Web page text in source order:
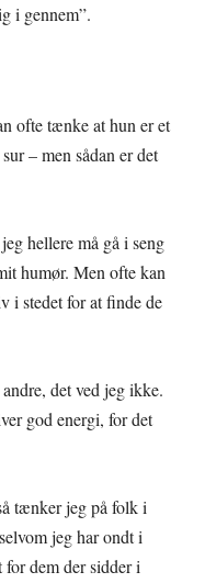
i gennem”.
ofte tænke at hun er et
– men sådan er det
hellere må gå i seng
humør. Men ofte kan
i stedet for at finde de
det ved jeg ikke.
god energi, for det
tænker jeg på folk i
jeg har ondt i
dem der sidder i